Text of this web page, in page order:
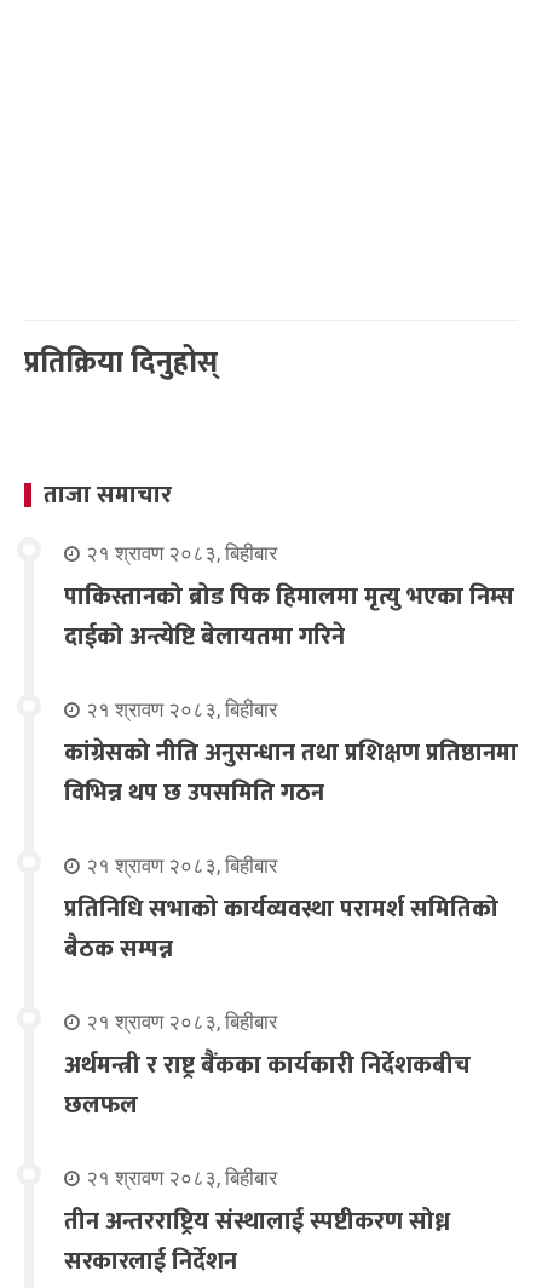
प्रतिक्रिया दिनुहोस्
ताजा समाचार
२१ श्रावण २०८३, बिहीबार
पाकिस्तानको ब्रोड पिक हिमालमा मृत्यु भएका निम्स
दाईको अन्त्येष्टि बेलायतमा गरिने
२१ श्रावण २०८३, बिहीबार
कांग्रेसको नीति अनुसन्धान तथा प्रशिक्षण प्रतिष्ठानमा
विभिन्न थप छ उपसमिति गठन
२१ श्रावण २०८३, बिहीबार
प्रतिनिधि सभाको कार्यव्यवस्था परामर्श समितिको
बैठक सम्पन्न
२१ श्रावण २०८३, बिहीबार
अर्थमन्त्री र राष्ट्र बैंकका कार्यकारी निर्देशकबीच
छलफल
२१ श्रावण २०८३, बिहीबार
तीन अन्तरराष्ट्रिय संस्थालाई स्पष्टीकरण सोध्न
सरकारलाई निर्देशन